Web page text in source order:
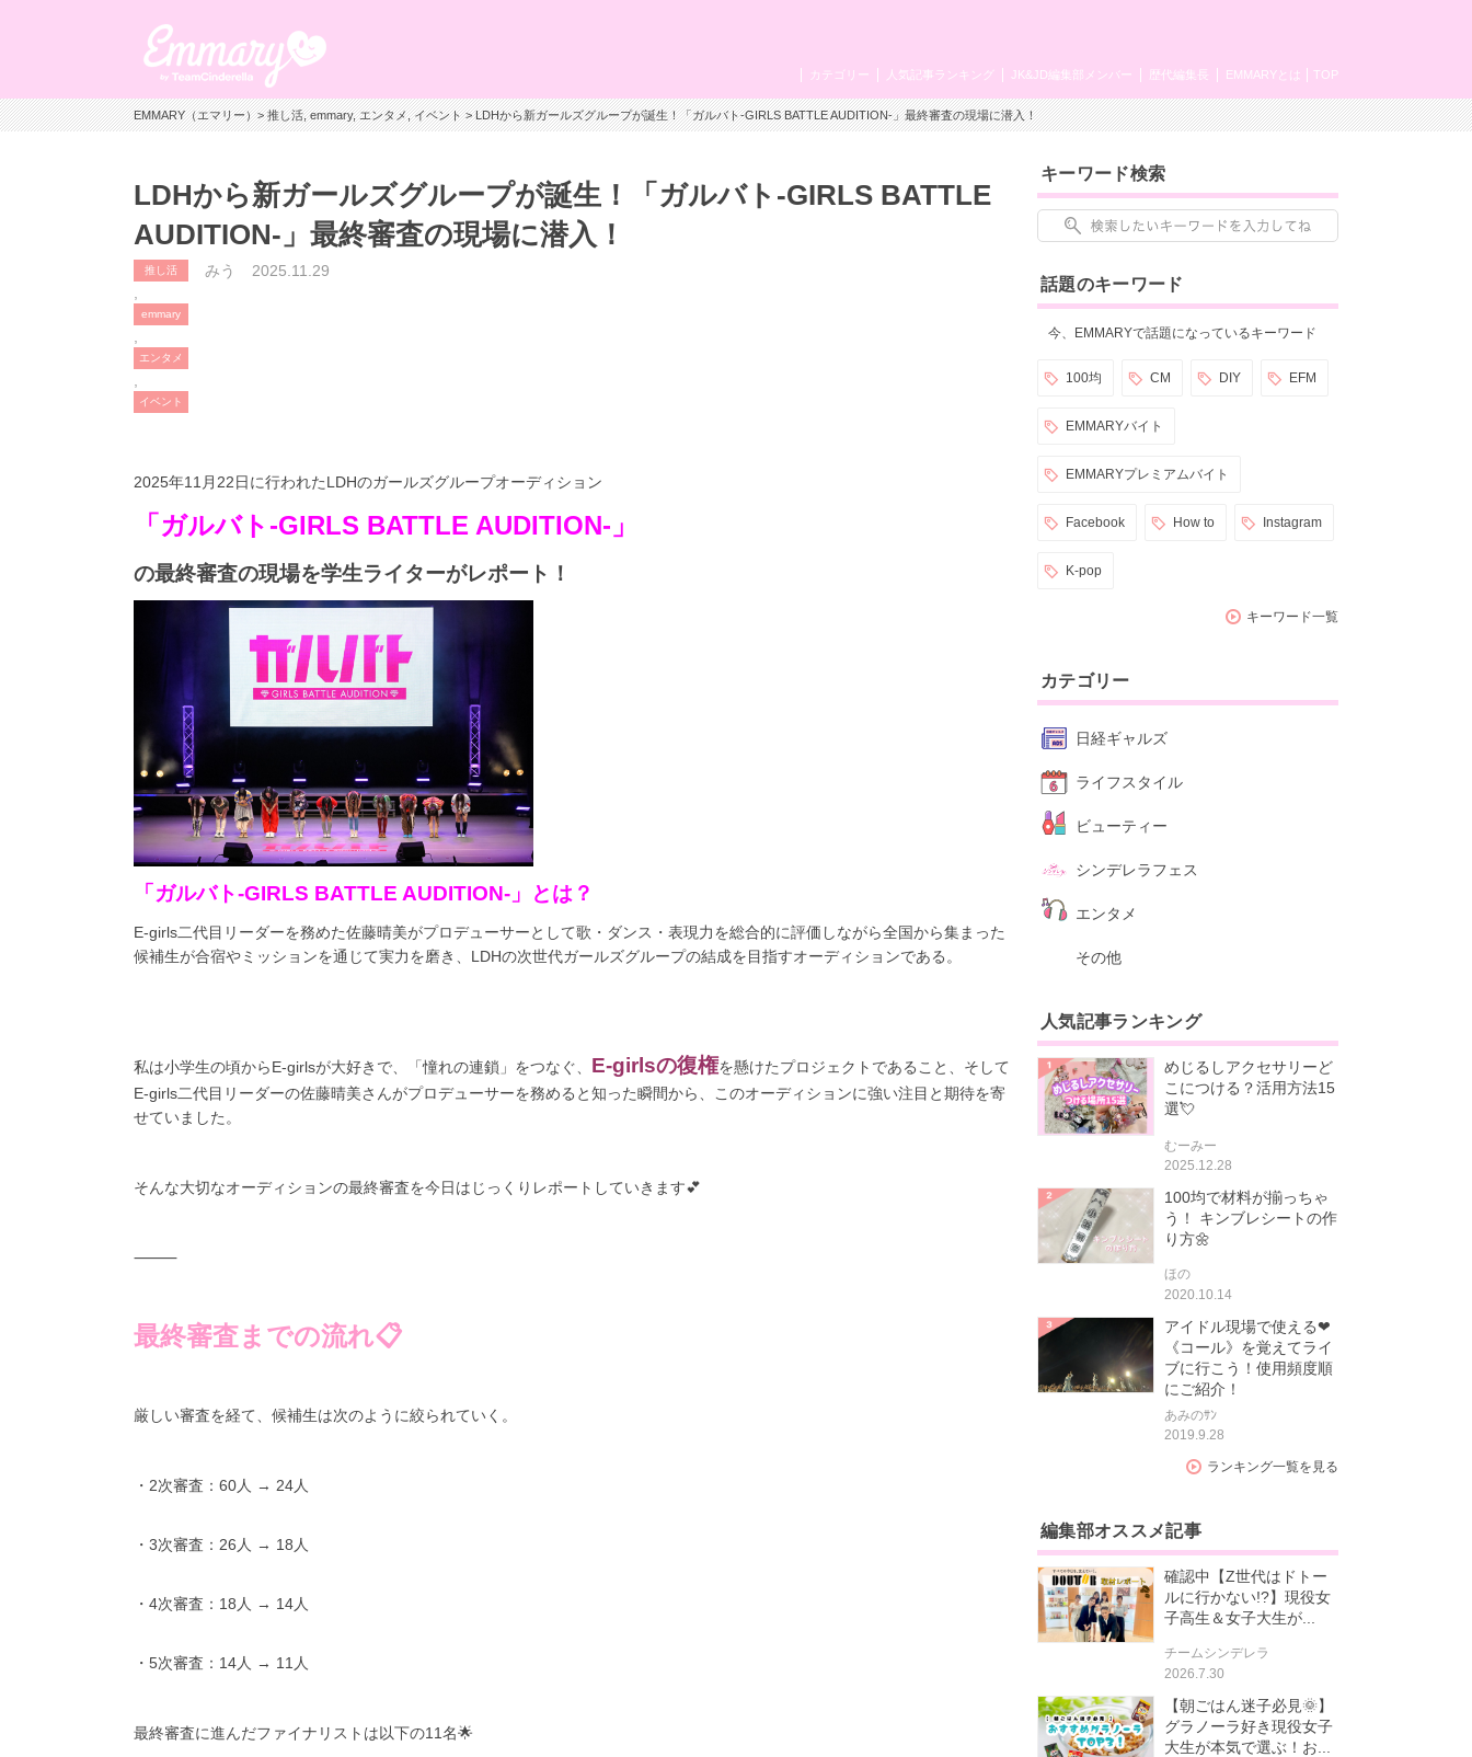
TOP
EMMARYとは
歴代編集長
JK&JD編集部メンバー
人気記事ランキング
カテゴリー
EMMARY（エマリー）>推し活,emmary,エンタメ,イベント> LDHから新ガールズグループが誕生！「ガルバト-GIRLS BATTLE AUDITION-」最終審査の現場に潜入！
LDHから新ガールズグループが誕生！「ガルバト-GIRLS BATTLE
AUDITION-」最終審査の現場に潜入！
推し活
emmary
エンタメ
イベント
みう 2025.11.29
2025年11月22日に行われたLDHのガールズグループオーディション
「ガルバト -GIRLS BATTLE AUDITION- 」
の最終審査の現場を学生ライターがレポート！
「ガルバト-GIRLS BATTLE AUDITION- 」とは？
E-girls二代目リーダーを務めた佐藤晴美がプロデューサーとして歌・ダンス・表現力を総合的に評価しながら全国から集まった
候補生が合宿やミッションを通じて実力を磨き、 LDHの次世代ガールズグループの結成を目指すオーディションである。
私は小学生の頃からE-girlsが大好きで、「憧れの連鎖」をつなぐ、 E-girlsの復権を懸けたプロジェクトであること、そして
E-girls二代目リーダーの佐藤晴美さんがプロデューサーを務めると知った瞬間から、このオーディションに強い注目と期待を寄
せていました。
そんな大切なオーディションの最終審査を今日はじっくりレポートしていきます💕
⸻
最終審査までの流れ📋
厳しい審査を経て、候補生は次のように絞られていく。
・2次審査：60人 → 24人
・3次審査：26人 → 18人
・4次審査：18人 → 14人
・5次審査：14人 → 11人
最終審査に進んだファイナリストは以下の11名🌟
キーワード検索
話題のキーワード
今、EMMARYで話題になっているキーワード
100均 CM DIY EFM
EMMARYバイト
EMMARYプレミアムバイト
Facebook How to Instagram
K-pop
キーワード一覧
カテゴリー
日経ギャルズ
ライフスタイル
ビューティー
シンデレラフェス
エンタメ
その他
人気記事ランキング
めじるしアクセサリーど
こにつける？活用方法15
選💘
むーみー
2025.12.28
100均で材料が揃っちゃ
う！ キンブレシートの作
り方🌼
ほの
2020.10.14
アイドル現場で使える❤
《コール》を覚えてライ
ブに行こう！使用頻度順
にご紹介！
あみのｻﾝ
2019.9.28
ランキング一覧を見る
編集部オススメ記事
確認中【Z世代はドトー
ルに行かない!?】現役女
子高生＆女子大生が...
チームシンデレラ
2026.7.30
【朝ごはん迷子必見🌞】
グラノーラ好き現役女子
大生が本気で選ぶ！お...